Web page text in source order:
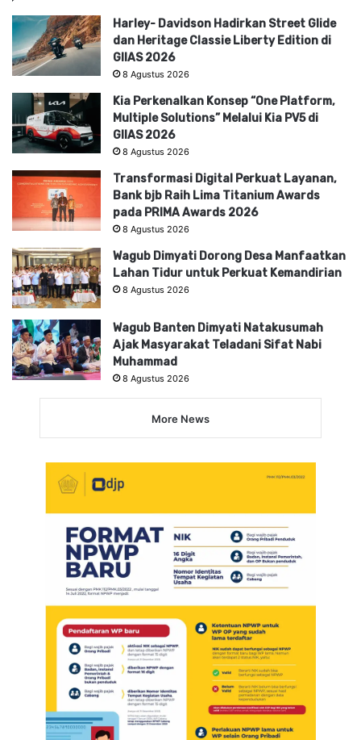
Harley- Davidson Hadirkan Street Glide
dan Heritage Classie Liberty Edition di
GIIAS 2026
8 Agustus 2026
Kia Perkenalkan Konsep “One Platform,
Multiple Solutions” Melalui Kia PV5 di
GIIAS 2026
8 Agustus 2026
Transformasi Digital Perkuat Layanan,
Bank bjb Raih Lima Titanium Awards
pada PRIMA Awards 2026
8 Agustus 2026
Wagub Dimyati Dorong Desa Manfaatkan
Lahan Tidur untuk Perkuat Kemandirian
8 Agustus 2026
Wagub Banten Dimyati Natakusumah
Ajak Masyarakat Teladani Sifat Nabi
Muhammad
8 Agustus 2026
More News